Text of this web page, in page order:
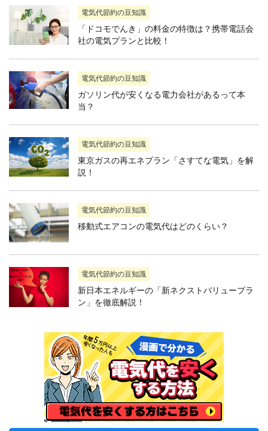
電気代節約の豆知識
「ドコモでんき」の料金の特徴は？携帯電話会
社の電気プランと比較！
電気代節約の豆知識
ガソリン代が安くなる電力会社があるって本
当？
電気代節約の豆知識
東京ガスの再エネプラン「さすてな電気」を解
説！
電気代節約の豆知識
移動式エアコンの電気代はどのくらい？
電気代節約の豆知識
新日本エネルギーの「新ネクストバリュープラ
ン」を徹底解説！